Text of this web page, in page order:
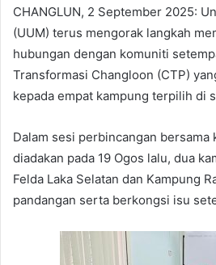
CHANGLUN, 2 September 2025:
(UUM) terus mengorak langkah
hubungan dengan komuniti
Transformasi Changloon (CTP)
kepada empat kampung terpilih di
Dalam sesi perbincangan bersama
diadakan pada 19 Ogos lalu, dua
Felda Laka Selatan dan Kampung
pandangan serta berkongsi isu